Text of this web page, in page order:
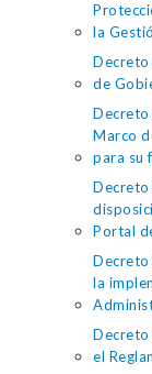
la
Decreto
de
Decreto
Marco
para su
Decreto
Portal
Decreto
la
Decreto
el